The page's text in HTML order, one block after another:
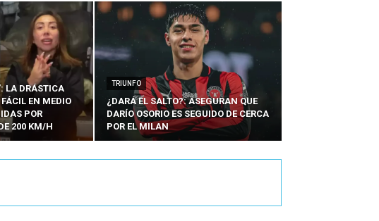
LA DRÁSTICA
EN MEDIO
POR
200 KM/H
TRIUNFO
¿DARÁ EL SALTO?: ASEGURAN QUE
DARÍO OSORIO ES SEGUIDO DE CERCA
POR EL MILAN